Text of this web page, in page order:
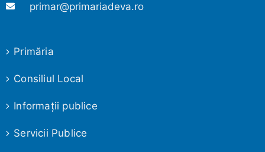
primar@primariadeva.ro
Primăria
Consiliul Local
Informaţii publice
Servicii Publice